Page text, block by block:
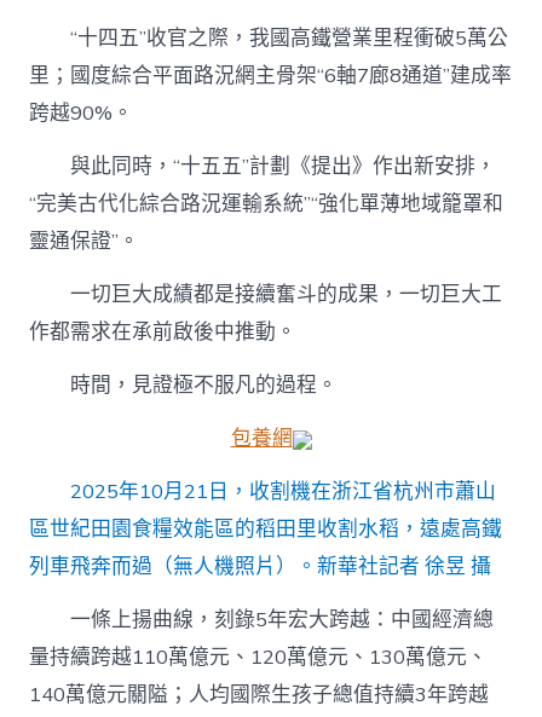
“十四五”收官之際，我國高鐵營業里程衝破5萬公
里；國度綜合平面路況網主骨架“6軸7廊8通道”建成率
跨越90%。
與此同時，“十五五”計劃《提出》作出新安排，
“完美古代化綜合路況運輸系統”“強化單薄地域籠罩和
靈通保證”。
一切巨大成績都是接續奮斗的成果，一切巨大工
作都需求在承前啟後中推動。
時間，見證極不服凡的過程。
包養網
2025年10月21日，收割機在浙江省杭州市蕭山
區世紀田園食糧效能區的稻田里收割水稻，遠處高鐵
列車飛奔而過（無人機照片）。新華社記者 徐昱 攝
一條上揚曲線，刻錄5年宏大跨越：中國經濟總
量持續跨越110萬億元、120萬億元、130萬億元、
140萬億元關隘；人均國際生孩子總值持續3年跨越